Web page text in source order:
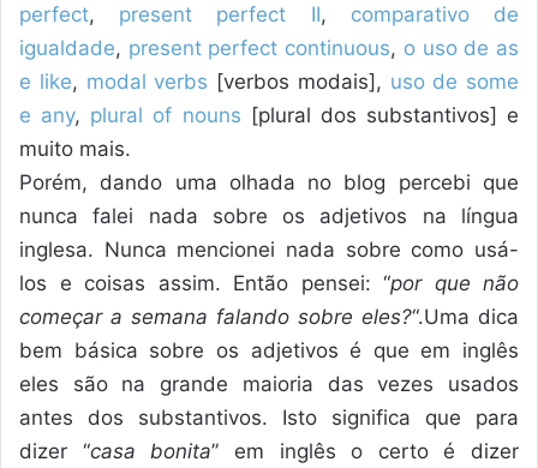
perfect, present perfect II, comparativo de
igualdade, present perfect continuous, o uso de as
e like, modal verbs [verbos modais], uso de some
e any, plural of nouns [plural dos substantivos] e
muito mais.
Porém, dando uma olhada no blog percebi que
nunca falei nada sobre os adjetivos na língua
inglesa. Nunca mencionei nada sobre como usá-
los e coisas assim. Então pensei: “por que não
começar a semana falando sobre eles?“.Uma dica
bem básica sobre os adjetivos é que em inglês
eles são na grande maioria das vezes usados
antes dos substantivos. Isto significa que para
dizer “casa bonita” em inglês o certo é dizer